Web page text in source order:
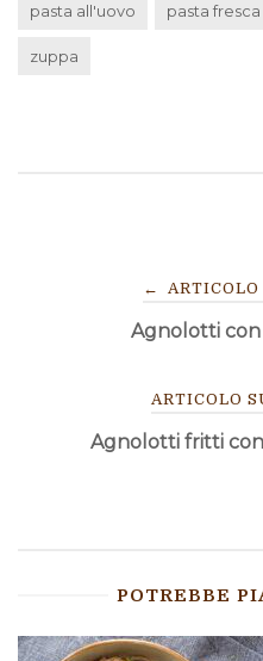
pasta all'uovo pasta fresca
zuppa
ARTICOLI
←
Agnolotti con
ARTICOLO
Agnolotti fritti
POTREBBE